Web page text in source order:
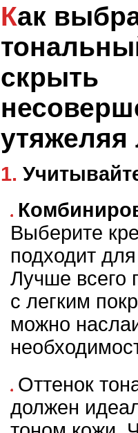
Как выбрать
скрыть
утяжеляя
1.
Выберите
подходит
Лучше всего
с легким
можно
Оттенок
должен